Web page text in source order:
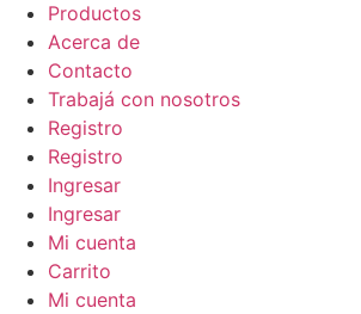
Productos
Acerca de
Contacto
Trabajá con nosotros
Registro
Registro
Ingresar
Ingresar
Mi cuenta
Carrito
Mi cuenta